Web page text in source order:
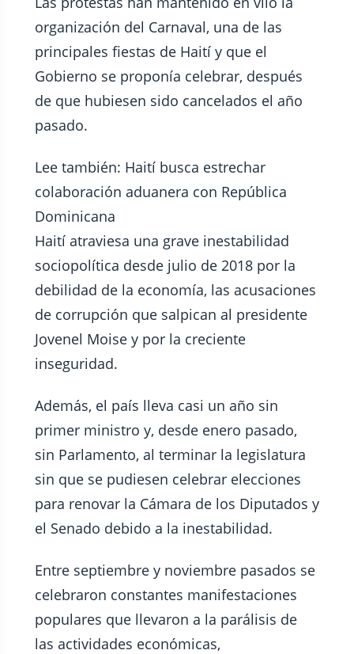
organización del Carnaval, una de las
principales fiestas de Haití y que el
Gobierno se proponía celebrar, después
de que hubiesen sido cancelados el año
pasado.
Lee también: Haití busca estrechar
colaboración aduanera con República
Dominicana
Haití atraviesa una grave inestabilidad
sociopolítica desde julio de 2018 por la
debilidad de la economía, las acusaciones
de corrupción que salpican al presidente
Jovenel Moise y por la creciente
inseguridad.
Además, el país lleva casi un año sin
primer ministro y, desde enero pasado,
sin Parlamento, al terminar la legislatura
sin que se pudiesen celebrar elecciones
para renovar la Cámara de los Diputados y
el Senado debido a la inestabilidad.
Entre septiembre y noviembre pasados se
celebraron constantes manifestaciones
populares que llevaron a la parálisis de
las actividades económicas,